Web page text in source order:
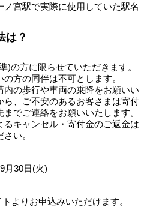
宮駅で実際に使用していた駅名
は？
)の方に限らせていただきます。
方の同伴は不可とします。
内の歩行や車両の乗降をお願いい
ら、ご不安のあるお客さまは寄付
でご連絡をお願いいたします。
るキャンセル・寄付金のご返金は
い。
月30日(火)
よりお申込みいただけます。